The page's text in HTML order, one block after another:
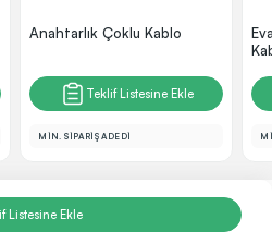
Anahtarlık Çoklu Kablo
Teklif Listesine Ekle
MİN. SİPARİŞ ADEDİ
Listesine Ekle